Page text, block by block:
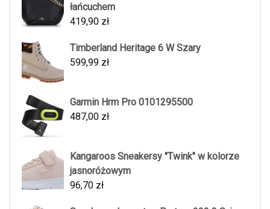
łańcuchem
419,90 zł
Timberland Heritage 6 W Szary
599,99 zł
Garmin Hrm Pro 0101295500
487,00 zł
Kangaroos Sneakersy "Twink" w kolorze
jasnoróżowym
96,70 zł